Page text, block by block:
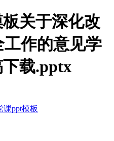
关于深化改
作的意见学
载.pptx
课ppt模板